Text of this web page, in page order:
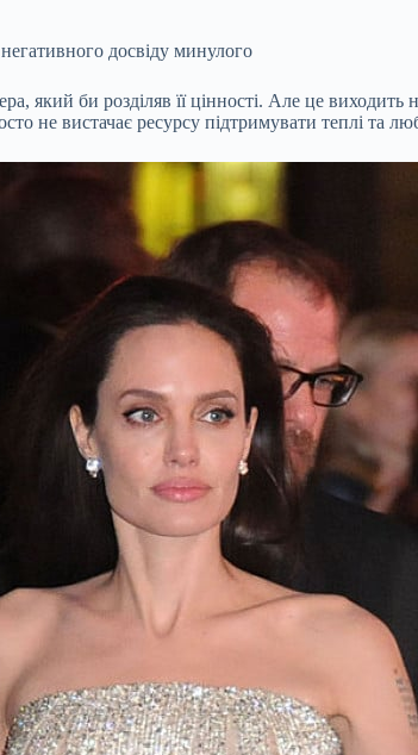
досвіду минулого
який би розділяв її цінності. Але це виходить
не вистачає ресурсу підтримувати теплі та